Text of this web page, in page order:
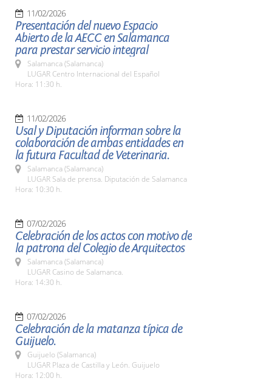
11/02/2026
Presentación del nuevo Espacio
Abierto de la AECC en Salamanca
para prestar servicio integral
Salamanca (Salamanca)
LUGAR Centro Internacional del Español
Hora: 11:30 h.
11/02/2026
Usal y Diputación informan sobre la
colaboración de ambas entidades en
la futura Facultad de Veterinaria.
Salamanca (Salamanca)
LUGAR Sala de prensa. Diputación de Salamanca
Hora: 10:30 h.
07/02/2026
Celebración de los actos con motivo de
la patrona del Colegio de Arquitectos
Salamanca (Salamanca)
LUGAR Casino de Salamanca.
Hora: 14:30 h.
07/02/2026
Celebración de la matanza típica de
Guijuelo.
Guijuelo (Salamanca)
LUGAR Plaza de Castilla y León. Guijuelo
Hora: 12:00 h.